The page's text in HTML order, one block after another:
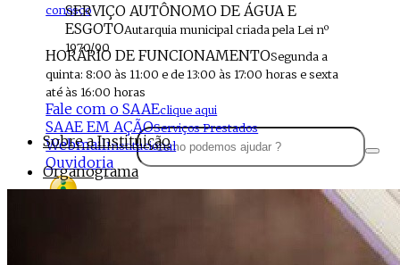
conosco
SERVIÇO AUTÔNOMO DE ÁGUA E
ESGOTOAutarquia municipal criada pela Lei nº
1970/90
HORÁRIO DE FUNCIONAMENTOSegunda a
quinta: 8:00 às 11:00 e de 13:00 às 17:00 horas e sexta
até às 16:00 horas
Fale com o SAAEclique aqui
SAAE EM AÇÃOServiços Prestados
WebmailInstitucional
Ouvidoria
Sobre a Instituição
Organograma